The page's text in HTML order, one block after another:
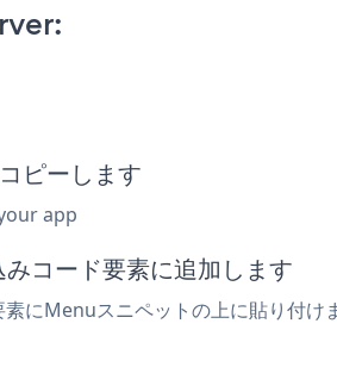
ピーします
app
コード要素に追加します
にMenuスニペットの上に貼り付け